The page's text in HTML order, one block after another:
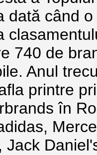
dată când
740 de
Anul
printre
în
Jack